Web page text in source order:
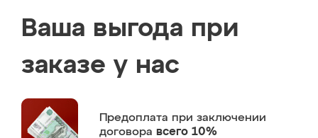
Ваша выгода при
заказе у нас
Предоплата при заключении
договора всего 10%